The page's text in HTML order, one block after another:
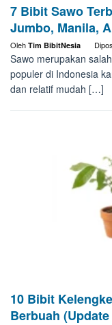
7 Bibit Sawo
Jumbo, Manila,
Oleh Tim BibitNesia
Sawo merupakan
populer di Indonesia
dan relatif mudah […]
10 Bibit
Berbuah (Update